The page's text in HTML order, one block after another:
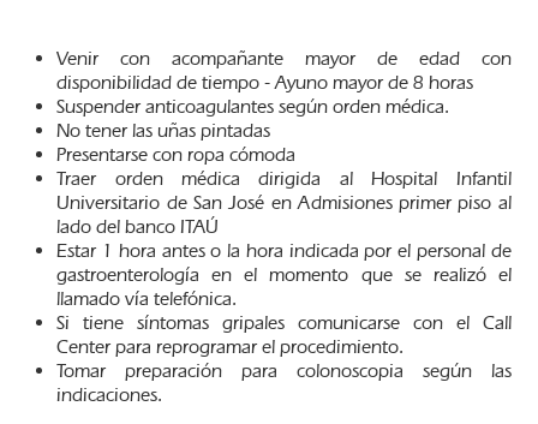
Venir con acompañante mayor de edad con
disponibilidad de tiempo - Ayuno mayor de 8 horas
Suspender anticoagulantes según orden médica.
No tener las uñas pintadas
Presentarse con ropa cómoda
Traer orden médica dirigida al Hospital Infantil
Universitario de San José en Admisiones primer piso al
lado del banco ITAÚ
Estar 1 hora antes o la hora indicada por el personal de
gastroenterología en el momento que se realizó el
llamado vía telefónica.
Si tiene síntomas gripales comunicarse con el Call
Center para reprogramar el procedimiento.
Tomar preparación para colonoscopia según las
indicaciones.